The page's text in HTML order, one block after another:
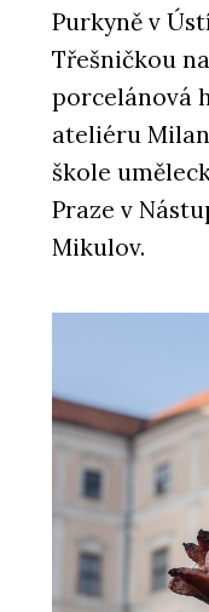
Purkyně v
Třešničkou
porcelánová
ateliéru
škole
Praze v
Mikulov.